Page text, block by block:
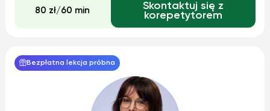
doświadczenie w udzielaniu korepetycji, ponieważ u...
80 zł/60 min
Skontaktuj się z
korepetytorem
Bezpłatna lekcja próbna